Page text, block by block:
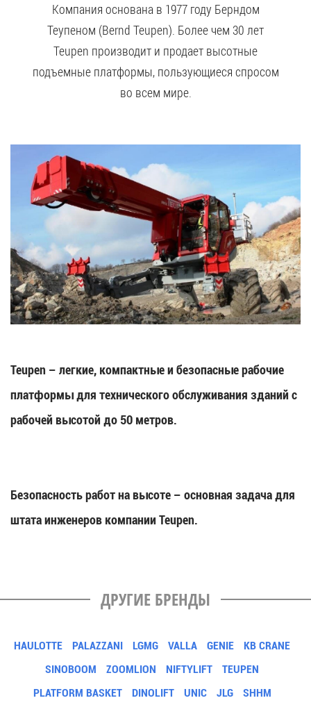
Компания основана в 1977 году Берндом
Теупеном (Bernd Teupen). Более чем 30 лет
Teupen производит и продает высотные
подъемные платформы, пользующиеся спросом
во всем мире.
Teupen – легкие, компактные и безопасные рабочие
платформы для технического обслуживания зданий с
рабочей высотой до 50 метров.
Безопасность работ на высоте – основная задача для
штата инженеров компании Teupen.
ДРУГИЕ БРЕНДЫ
HAULOTTE PALAZZANI LGMG VALLA GENIE
KB CRANE
SINOBOOM
ZOOMLION NIFTYLIFT
TEUPEN
PLATFORM BASKET
DINOLIFT UNIC JLG SHHM